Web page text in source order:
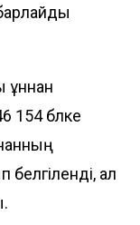
ұннан
154 бөлке
ал